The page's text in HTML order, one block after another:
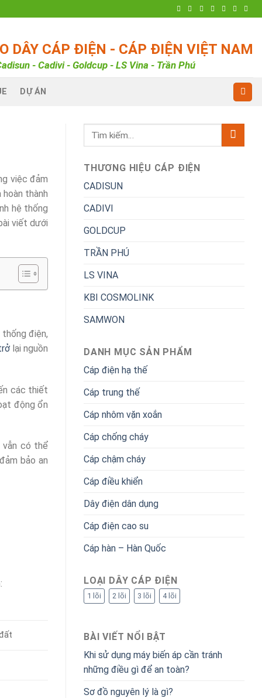
DÂY CÁP ĐIỆN - CÁP ĐIỆN VIỆT NAM
- Cadivi - Goldcup - LS Vina - Trần Phú
DỰ ÁN
việc đảm
thành
hệ thống
viết dưới
điện,
lại nguồn
các thiết
động ổn
vẫn có thể
bảo an
THƯƠNG HIỆU CÁP ĐIỆN
CADISUN
CADIVI
GOLDCUP
TRẦN PHÚ
LS VINA
KBI COSMOLINK
SAMWON
DANH MỤC SẢN PHẨM
Cáp điện hạ thế
Cáp trung thế
Cáp nhôm vặn xoắn
Cáp chống cháy
Cáp chậm cháy
Cáp điều khiển
Dây điện dân dụng
Cáp điện cao su
Cáp hàn – Hàn Quốc
LOẠI DÂY CÁP ĐIỆN
1 lõi 2 lõi 3 lõi 4 lõi
BÀI VIẾT NỔI BẬT
Khi sử dụng máy biến áp cần tránh
những điều gì để an toàn?
Sơ đồ nguyên lý là gì?